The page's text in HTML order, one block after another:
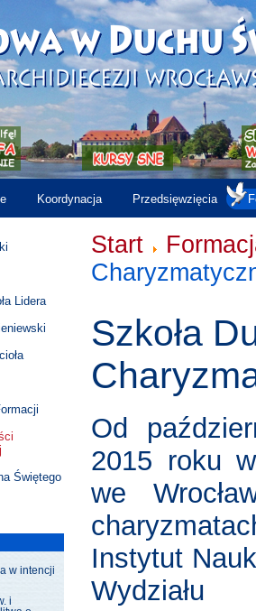
Koordynacja Przedsięwzięcia
Lidera
Świętego
w intencji
i
Start
Szkoła
Od
2015 roku
we
Instytut